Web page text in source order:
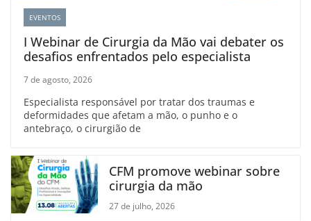
EVENTOS
I Webinar de Cirurgia da Mão vai debater os
desafios enfrentados pelo especialista
7 de agosto, 2026
Especialista responsável por tratar dos traumas e
deformidades que afetam a mão, o punho e o
antebraço, o cirurgião de
CFM promove webinar sobre
cirurgia da mão
27 de julho, 2026